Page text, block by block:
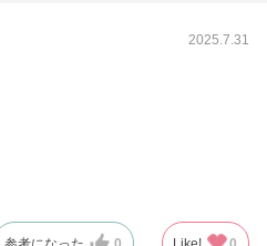
2025.7.31